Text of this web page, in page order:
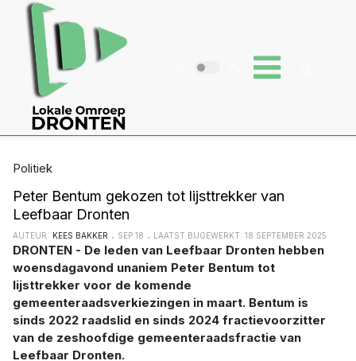
Politiek
Peter Bentum gekozen tot lijsttrekker van
Leefbaar Dronten
AUTEUR: KEES BAKKER SEP 18 LAATST BIJGEWERKT: 18 SEPTEMBER 2025
DRONTEN - De leden van Leefbaar Dronten hebben
woensdagavond unaniem Peter Bentum tot
lijsttrekker voor de komende
gemeenteraadsverkiezingen in maart. Bentum is
sinds 2022 raadslid en sinds 2024 fractievoorzitter
van de zeshoofdige gemeenteraadsfractie van
Leefbaar Dronten.